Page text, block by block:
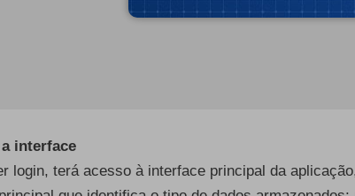
interface
login, terá acesso à interface principal da